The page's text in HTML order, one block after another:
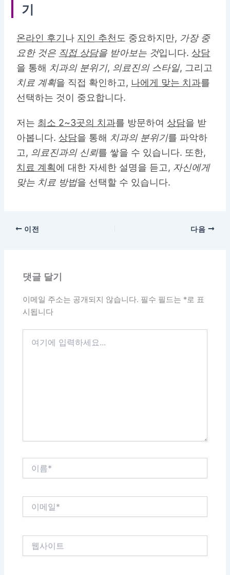
기
온라인 후기 나 지인 추천도 중요하지만, 가장 중
요한 것은 직접 상담을 받아보는 것입니다. 상담
을 통해 치과의 분위기, 의료진의 스타일, 그리고
치료 계획을 직접 확인하고, 나에게 맞는 치과를
선택하는 것이 중요합니다.
저는 최소 2~3곳의 치과를 방문하여 상담을 받
아봅니다. 상담을 통해 치과의 분위기를 파악하
고, 의료진과의 신뢰를 쌓을 수 있습니다. 또한,
치료 계획에 대한 자세한 설명을 듣고, 자신에게
맞는 치료 방법을 선택할 수 있습니다.
이전 다음
댓글 달기
이메일 주소는 공개되지 않습니다. 필수 필드는 *로 표
시됩니다